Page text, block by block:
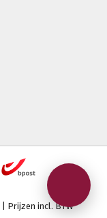
| Prijzen incl. BTW